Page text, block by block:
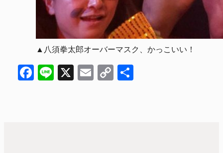
▲八須拳太郎オーバーマスク、かっこいい！
Facebook
Line
X EmailCopy